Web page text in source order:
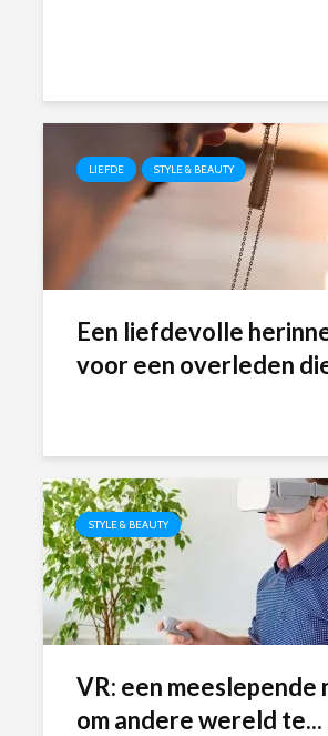
LIEFDE STYLE & BEAUTY
Een liefdevolle
voor een overleden
STYLE & BEAUTY
VR: een meeslepende
om andere wereld te...